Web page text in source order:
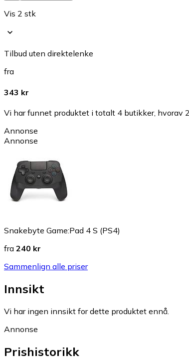
Vis 2 stk
Tilbud uten direktelenke
fra
343 kr
Vi har funnet produktet i totalt 4 butikker, hvorav
Annonse
Annonse
Snakebyte Game:Pad 4 S (PS4)
fra 240 kr
Sammenlign alle priser
Innsikt
Vi har ingen innsikt for dette produktet ennå.
Annonse
Prishistorikk